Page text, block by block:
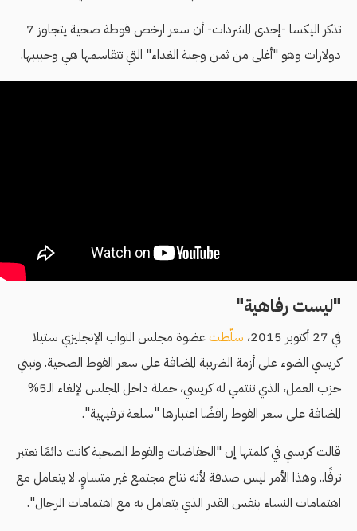
تذكر اليكسا -إحدى المشردات- أن سعر ارخص فوطة صحية يتجاوز 7
دولارات وهو "أغلى من ثمن وجبة الغداء" التي تتقاسمها هي وحبيبها.
"ليست رفاهية"
في 27 أكتوبر 2015، سلّطت عضوة مجلس النواب الإنجليزي ستيلا
كريسي الضوء على أزمة الضريبة المضافة على سعر الفوط الصحية. وتبني
حزب العمل، الذي تنتمي له كريسي، حملة داخل المجلس لإلغاء الـ5%
المضافة على سعر الفوط رافضًا اعتبارها "سلعة ترفيهية".
قالت كريسي في كلمتها إن "الحفاضات والفوط الصحية كانت دائمًا تعتبر
ترفًا.. وهذا الأمر ليس صدفة لأنه نتاج مجتمع غير متساوٍ. لا يتعامل مع
اهتمامات النساء بنفس القدر الذي يتعامل به مع اهتمامات الرجال".